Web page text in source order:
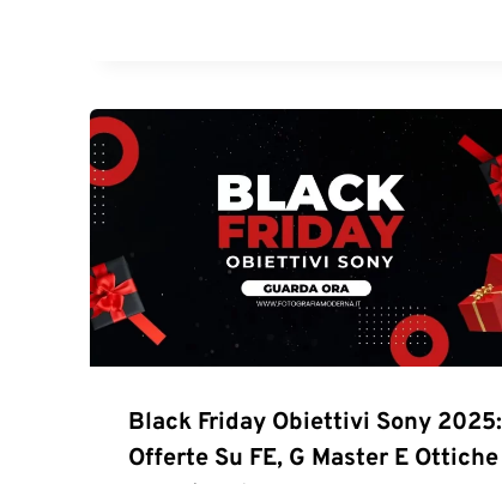
Black Friday Obiettivi Sony 2025:
Offerte Su FE, G Master E Ottiche